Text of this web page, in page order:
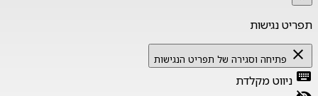
תפריט נגישות
close פתיחה וסגירה של תפריט הנגישות
keyboard ניווט מקלדת